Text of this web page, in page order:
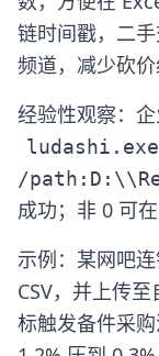
链时间戳，二
频道，减少砍价
经验性观察：
/
成功；非 0 可
示例：某网吧
CSV，并上传
标触发备件采